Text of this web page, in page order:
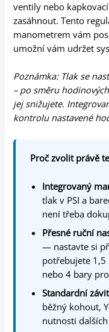
ventily nebo
zasáhnout. Tento
manometrem vám
umožní vám udržet
Poznámka: Tlak se
– po směru
jej snižujete.
kontrolu nastavené
Proč zvolit právě
Integrovaný
tlak v PSI a
není třeba
Přesné ruční
— nastavte si
potřebujete
nebo 4 bary
Standardní
běžný kohout,
nutnosti